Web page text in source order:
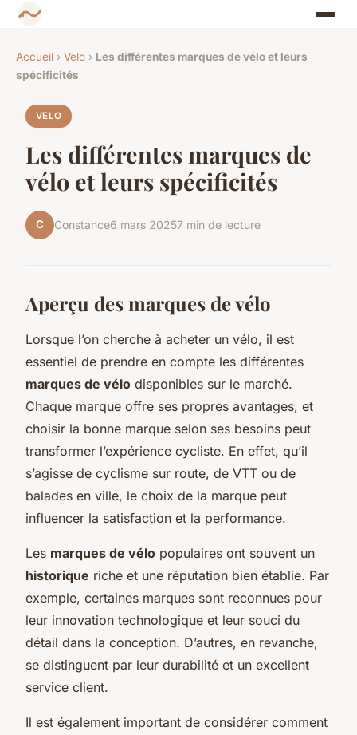
Accueil › Velo › Les différentes marques de vélo et leurs
spécificités
VELO
Les différentes marques de
vélo et leurs spécificités
C Constance6 mars 20257 min de lecture
Aperçu des marques de vélo
Lorsque l’on cherche à acheter un vélo, il est
essentiel de prendre en compte les différentes
marques de vélo disponibles sur le marché.
Chaque marque offre ses propres avantages, et
choisir la bonne marque selon ses besoins peut
transformer l’expérience cycliste. En effet, qu’il
s’agisse de cyclisme sur route, de VTT ou de
balades en ville, le choix de la marque peut
influencer la satisfaction et la performance.
Les marques de vélo populaires ont souvent un
historique riche et une réputation bien établie. Par
exemple, certaines marques sont reconnues pour
leur innovation technologique et leur souci du
détail dans la conception. D’autres, en revanche,
se distinguent par leur durabilité et un excellent
service client.
Il est également important de considérer comment